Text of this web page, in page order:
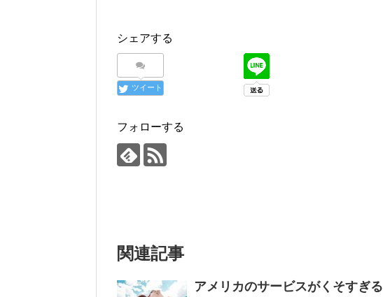
シェアする
ツイート
フォローする
関連記事
アメリカのサービスがくそすぎる